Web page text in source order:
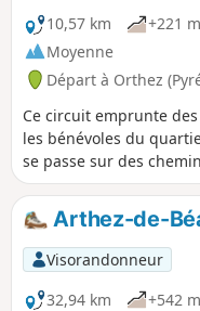
10,57 km
+221 m
Moyenne
Départ à Orthez
Ce circuit emprunte
les bénévoles du
se passe sur des
vue sur la région et sur
Arthez-de-
Visorandonneur
32,94 km
+542 m